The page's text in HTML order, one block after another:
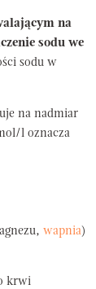
na
sodu we
sodu w
na nadmiar
l oznacza
wapnia)
krwi